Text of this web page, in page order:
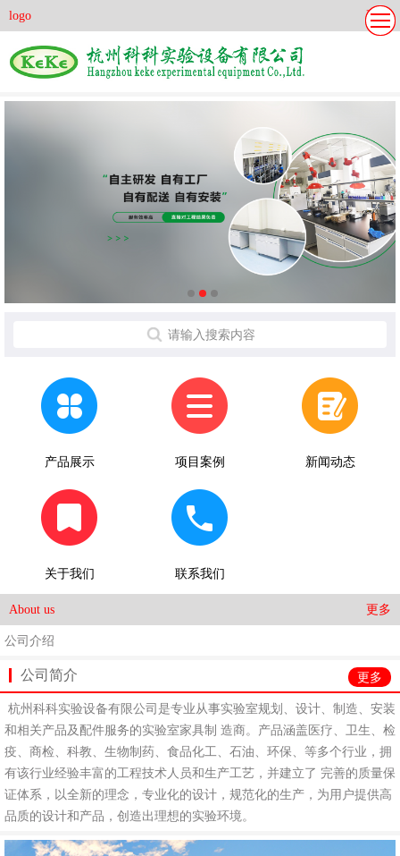
logo 更多
请输入搜索内容
产品展示 项目案例 新闻动态
关于我们 联系我们
About us 更多
公司介绍
公司简介 更多
杭州科科实验设备有限公司是专业从事实验室规划、设计、制造、安装
和相关产品及配件服务的实验室家具制 造商。产品涵盖医疗、卫生、检
疫、商检、科教、生物制药、食品化工、石油、环保、等多个行业，拥
有该行业经验丰富的工程技术人员和生产工艺，并建立了 完善的质量保
证体系，以全新的理念，专业化的设计，规范化的生产，为用户提供高
品质的设计和产品，创造出理想的实验环境。